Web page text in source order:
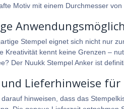
Motiv mit einem Durchmesser
Stempel eignet sich nicht nur
Kreativität kennt keine Grenzen –
Der Nuukk Stempel Anker ist
Lieferhinweise
hinweisen, dass das